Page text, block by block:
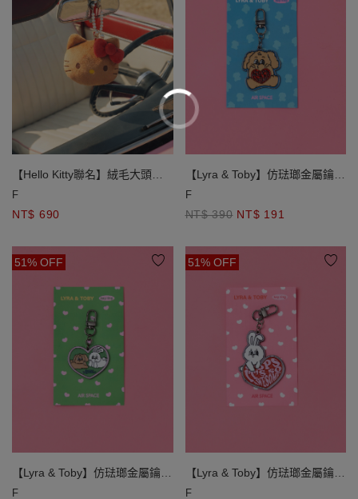
【Hello Kitty聯名】絨毛大頭造
型收納購物袋吊飾
F
NT$ 690
【Lyra & Toby】仿琺瑯金屬鑰匙
圈
F
NT$ 390 NT$ 191
51% OFF
【Lyra & Toby】仿琺瑯金屬鑰匙
圈
F
51% OFF
【Lyra & Toby】仿琺瑯金屬鑰匙
圈
F